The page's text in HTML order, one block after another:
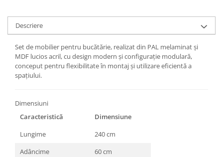
Descriere
Set de mobilier pentru bucătărie, realizat din PAL melaminat și
MDF lucios acril, cu design modern și configurație modulară,
conceput pentru flexibilitate în montaj și utilizare eficientă a
spațiului.
Dimensiuni
Caracteristică
Dimensiune
Lungime
240 cm
Adâncime
60 cm